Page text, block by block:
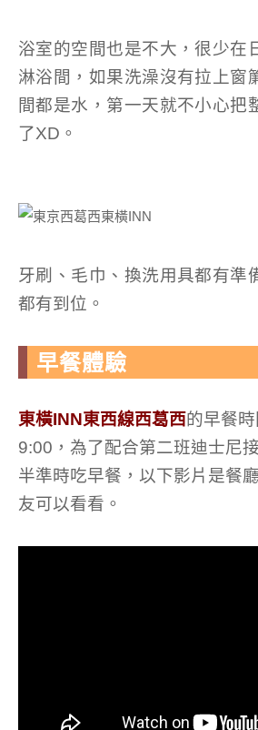
浴室的空間也是不大，很少在
淋浴間，如果洗澡沒有拉上窗
間都是水，第一天就不小心把
了XD。
牙刷、毛巾、換洗用具都有準
都有到位。
早餐體驗
東橫INN東西線西葛西的早餐
9:00，為了配合第二班迪士尼
半準時吃早餐，以下影片是餐
友可以看看。